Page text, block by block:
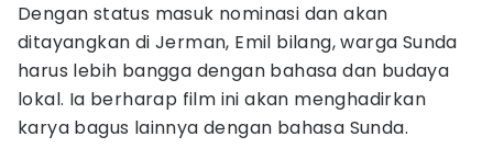
Dengan status masuk nominasi dan akan
ditayangkan di Jerman, Emil bilang, warga Sunda
harus lebih bangga dengan bahasa dan budaya
lokal. Ia berharap film ini akan menghadirkan
karya bagus lainnya dengan bahasa Sunda.